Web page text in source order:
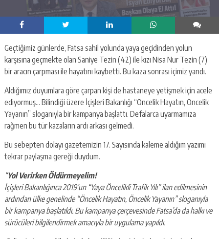
Geçtiğimiz günlerde, Fatsa sahil yolunda yaya geçidinden yolun
karşısına geçmekte olan Saniye Tezin (42) ile kızı Nisa Nur Tezin (7)
bir aracın çarpması ile hayatını kaybetti. Bu kaza sonrası içimiz yandı.
Aldığımız duyumlara göre çarpan kişi de hastaneye yetişmek için acele
ediyormuş… Bilindiği üzere İçişleri Bakanlığı “Öncelik Hayatın, Öncelik
Yayanın” sloganıyla bir kampanya başlattı. Defalarca uyarmamıza
rağmen bu tür kazaların ardı arkası gelmedi.
Bu sebepten dolayı gazetemizin 17. Sayısında kaleme aldığım yazımı
tekrar paylaşma gereği duydum.
“Yol Verirken Öldürmeyelim!
İçişleri Bakanlığınca 2019’un “Yaya Öncelikli Trafik Yılı” ilan edilmesinin
ardından ülke genelinde “Öncelik Hayatın, Öncelik Yayanın” sloganıyla
bir kampanya başlatıldı. Bu kampanya çerçevesinde Fatsa’da da halkı ve
sürücüleri bilgilendirmek amacıyla bir uygulama yapıldı.